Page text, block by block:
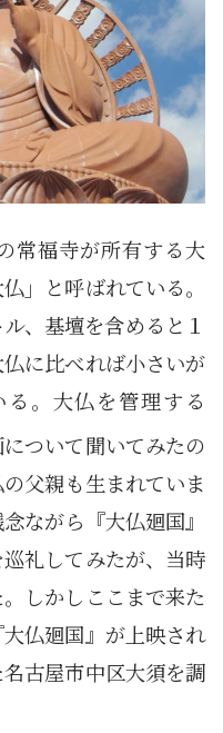
常福寺が所有する大
」と呼ばれている。
、基壇を含めると１
に比べれば小さいが
。大仏を管理する
ついて聞いてみたの
父親も生まれていま
ながら『大仏廻国』
礼してみたが、当時
しかしここまで来た
仏廻国』が上映され
古屋市中区大須を調